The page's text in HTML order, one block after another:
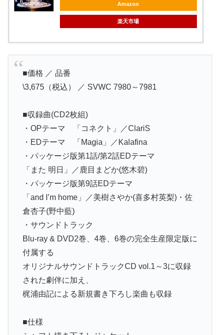
Amazon
楽天市場
■価格 ／ 品番
\3,675（税込） ／ SVWC 7980～7981
■収録曲(CD2枚組)
・OPテーマ 「コネクト」／ClariS
・EDテーマ 「Magia」／Kalafina
・パッケージ版第1話/第2話EDテーマ
「また 明日」／鹿目まどか(悠木碧)
・パッケージ版第9話EDテーマ
「and I’m home」／美樹さやか(喜多村英梨)・佐
倉杏子(野中藍)
・サウンドトラック
Blu-ray & DVD2巻、4巻、6巻の完全生産限定版に
付属する
オリジナルサウンドトラックCD vol.1～3に収録
された劇伴に加え、
梶浦由記による新規書き下ろし楽曲も収録
■仕様